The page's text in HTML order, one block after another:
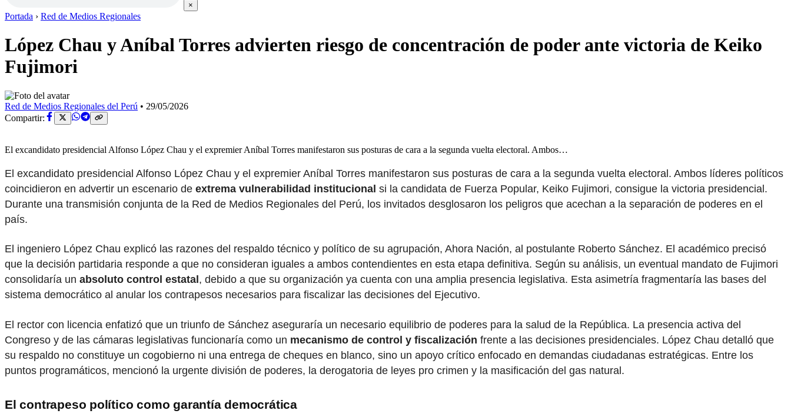
×
Portada › Red de Medios Regionales
López Chau y Aníbal Torres advierten riesgo de concentración de poder ante victoria de Keiko
Fujimori
Red de Medios Regionales del Perú • 29/05/2026
Compartir:
El excandidato presidencial Alfonso López Chau y el expremier Aníbal Torres manifestaron sus posturas de cara a la segunda vuelta electoral. Ambos…
El excandidato presidencial Alfonso López Chau y el expremier Aníbal Torres manifestaron sus posturas de cara a la segunda vuelta electoral. Ambos líderes políticos
coincidieron en advertir un escenario de extrema vulnerabilidad institucional si la candidata de Fuerza Popular, Keiko Fujimori, consigue la victoria presidencial.
Durante una transmisión conjunta de la Red de Medios Regionales del Perú, los invitados desglosaron los peligros que acechan a la separación de poderes en el
país.
El ingeniero López Chau explicó las razones del respaldo técnico y político de su agrupación, Ahora Nación, al postulante Roberto Sánchez. El académico precisó
que la decisión partidaria responde a que no consideran iguales a ambos contendientes en esta etapa definitiva. Según su análisis, un eventual mandato de Fujimori
consolidaría un absoluto control estatal , debido a que su organización ya cuenta con una amplia presencia legislativa. Esta asimetría fragmentaría las bases del
sistema democrático al anular los contrapesos necesarios para fiscalizar las decisiones del Ejecutivo.
El rector con licencia enfatizó que un triunfo de Sánchez aseguraría un necesario equilibrio de poderes para la salud de la República. La presencia activa del
Congreso y de las cámaras legislativas funcionaría como un mecanismo de control y fiscalización frente a las decisiones presidenciales. López Chau detalló que
su respaldo no constituye un cogobierno ni una entrega de cheques en blanco, sino un apoyo crítico enfocado en demandas ciudadanas estratégicas. Entre los
puntos programáticos, mencionó la urgente división de poderes, la derogatoria de leyes pro crimen y la masificación del gas natural.
El contrapeso político como garantía democrática